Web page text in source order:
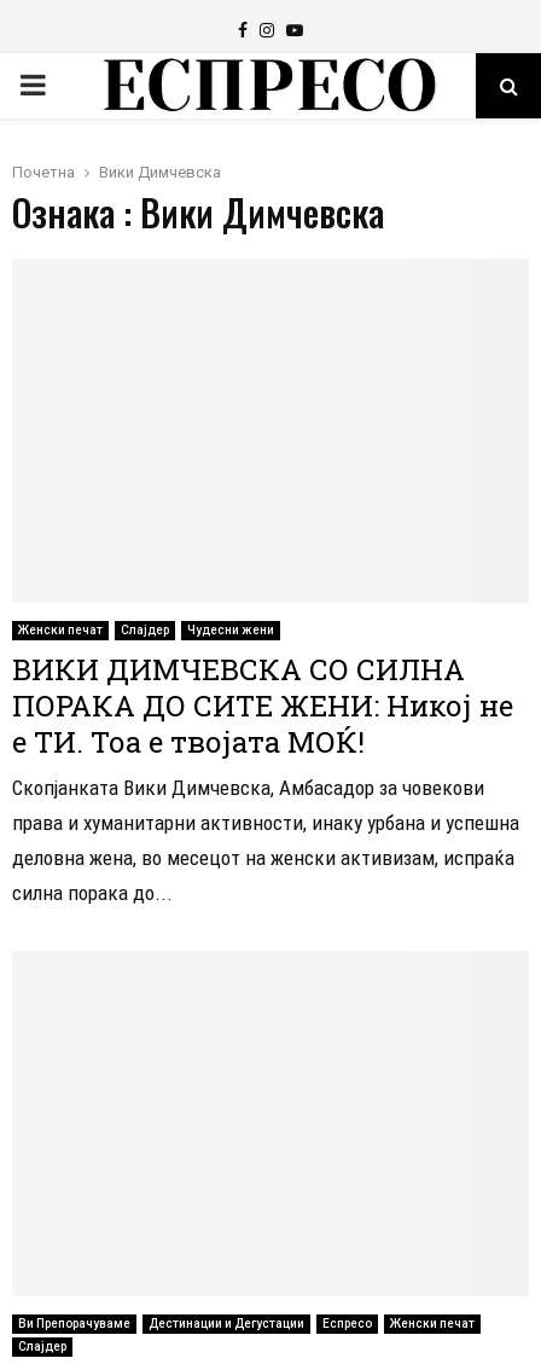
Facebook
Instagram
Youtube
PRIMARY
Почетна Вики Димчевска
Ознака : Вики Димчевска
Женски печат Слајдер Чудесни жени
ВИКИ ДИМЧЕВСКА СО СИЛНА
ПОРАКА ДО СИТЕ ЖЕНИ: Никој не
е ТИ. Тоа е твојата МОЌ!
Скопјанката Вики Димчевска, Амбасадор за човекови
права и хуманитарни активности, инаку урбана и успешна
деловна жена, во месецот на женски активизам, испраќа
силна порака до...
Ви Препорачуваме Дестинации и Дегустации Еспресо
Женски печат
Слајдер